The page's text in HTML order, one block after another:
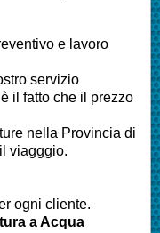
e lavoro
servizio
è il fatto che il prezzo
nella Provincia di
viagggio.
ogni cliente.
aAcqua